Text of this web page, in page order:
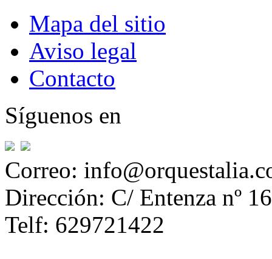
Mapa del sitio
Aviso legal
Contacto
Síguenos en
Correo:
Dirección: C/ Entenza nº
Telf: 629721422